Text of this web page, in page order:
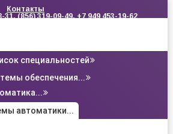
Контакты
31, (856) 319-09-49, +7 949 453-19-62
специальностей
обеспечения...
автоматики...